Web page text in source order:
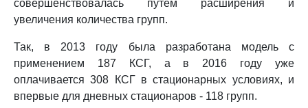
совершенствовалась путем расширения и
увеличения количества групп.
Так, в 2013 году была разработана модель с
применением 187 КСГ, а в 2016 году уже
оплачивается 308 КСГ в стационарных условиях, и
впервые для дневных стационаров - 118 групп.